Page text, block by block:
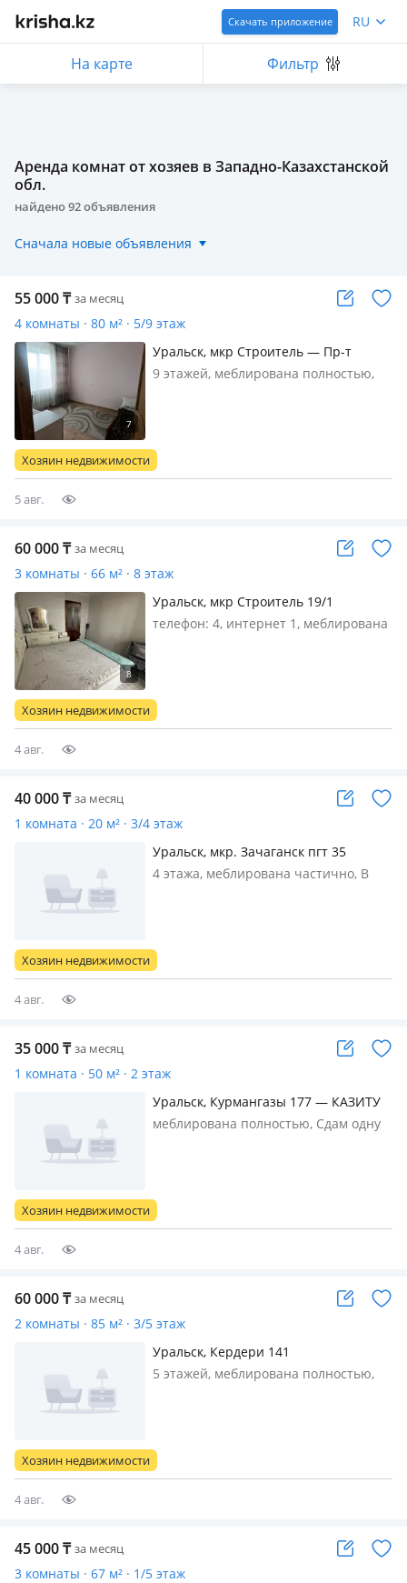
Скачать приложение RU
На карте Фильтр
Аренда комнат от хозяев в Западно-Казахстанской
обл.
найдено92объявления
Сначала новые объявления
55 000₸ за месяц
4 комнаты · 80 м² · 5/9 этаж
Уральск, мкр Строитель — Пр-т
Абулхаирхана
9 этажей, меблирована полностью,
мин ходьбы, рынок Аяжан, ТД Астана
в шаговой доступности, дом стоит…
Хозяин недвижимости
5 авг.
60 000₸ за месяц
3 комнаты · 66 м² · 8 этаж
Уральск, мкр Строитель 19/1
телефон: 4, интернет 1, меблирована
барлығымен жабдықталған, айналада
остоновна стройтель…
Хозяин недвижимости
4 авг.
40 000₸ за месяц
1 комната · 20 м² · 3/4 этаж
Уральск, мкр. Зачаганск пгт 35
4 этажа, меблирована частично, В
Хозяин недвижимости
4 авг.
35 000₸ за месяц
1 комната · 50 м² · 2 этаж
Уральск, Курмангазы 177 — КАЗИТУ
магазин Урал Дом быта
меблирована полностью, Сдам одну
длительный срок. Хозяин проживает
отдельно в другой комнате wi-fi-
Хозяин недвижимости
4 авг.
60 000₸ за месяц
2 комнаты · 85 м² · 3/5 этаж
Уральск, Кердери 141
5 этажей, меблирована полностью,
хозяйкой. Ищем 2 девушек,
желательно студенток КАЗИИТУ. В
Хозяин недвижимости
4 авг.
45 000₸ за месяц
3 комнаты · 67 м² · 1/5 этаж